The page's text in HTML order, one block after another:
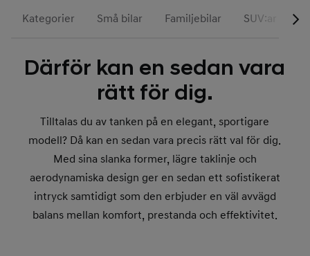
Kategorier Små bilar Familjebilar SUV:ar
Därför kan en sedan vara
rätt för dig.
Tilltalas du av tanken på en elegant, sportigare
modell? Då kan en sedan vara precis rätt val för dig.
Med sina slanka former, lägre taklinje och
aerodynamiska design ger en sedan ett sofistikerat
intryck samtidigt som den erbjuder en väl avvägd
balans mellan komfort, prestanda och effektivitet.